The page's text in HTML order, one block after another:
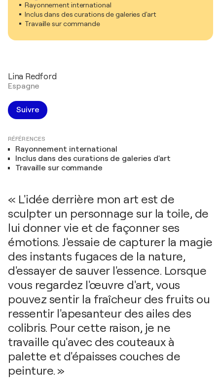
Rayonnement international
Inclus dans des curations de galeries d'art
Travaille sur commande
Lina Redford
Espagne
Suivre
RÉFÉRENCES
Rayonnement international
Inclus dans des curations de galeries d'art
Travaille sur commande
« L'idée derrière mon art est de
sculpter un personnage sur la toile, de
lui donner vie et de façonner ses
émotions. J'essaie de capturer la magie
des instants fugaces de la nature,
d'essayer de sauver l'essence. Lorsque
vous regardez l'œuvre d'art, vous
pouvez sentir la fraîcheur des fruits ou
ressentir l'apesanteur des ailes des
colibris. Pour cette raison, je ne
travaille qu'avec des couteaux à
palette et d'épaisses couches de
peinture. »